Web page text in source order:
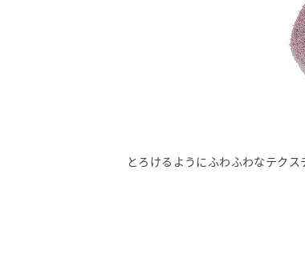
とろけるようにふわふわなテクス